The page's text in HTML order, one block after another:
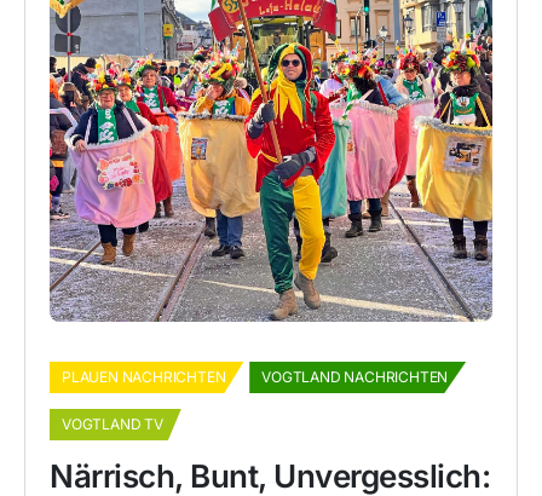
PLAUEN NACHRICHTEN VOGTLAND NACHRICHTEN
VOGTLAND TV
Närrisch, Bunt, Unvergesslich: